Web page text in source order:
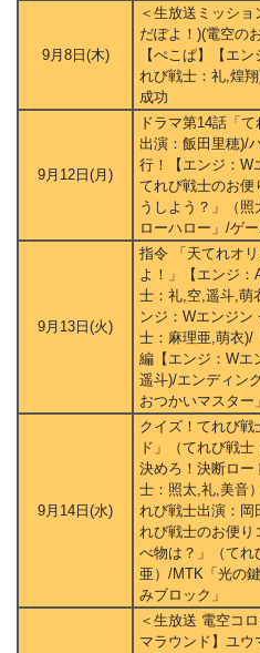
9月8日(木)
＜生放送ミッシ
だぽよ！)(電空の
【ぺこぱ】【エ
れび戦士：礼,煌
成功
9月12日(月)
ドラマ第14話「
出演：飯田里穂)/
行！【エンジ：W
てれび戦士のお便
うしよう？」（
ローハロー」/ゲ
9月13日(火)
指令 「天てれオ
よ！」【エンジ
士：礼,空,遥斗,萌
ンジ：Wエンジン
士：麻理亜,萌衣)/
編【エンジ：Wエ
遥斗)/エンディン
おつかいマスター」
9月14日(水)
クイズ！てれび戦
ド」（てれび戦
決めろ！決断ロー
士：照太,礼,美音
れび戦士出演：岡
れび戦士のお便り
べ物は？」（てれ
亜）/MTK「光の
みブロック」
＜生放送 電空コ
マラウンド】ユ